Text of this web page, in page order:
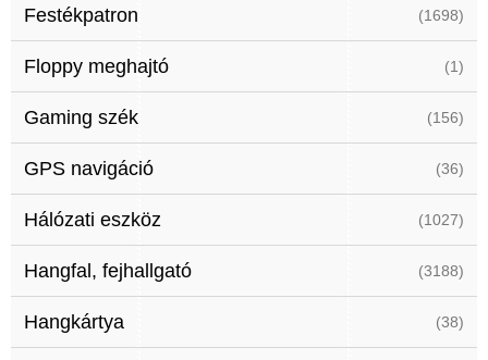
Festékpatron (1698)
Floppy meghajtó (1)
Gaming szék (156)
GPS navigáció (36)
Hálózati eszköz (1027)
Hangfal, fejhallgató (3188)
Hangkártya (38)